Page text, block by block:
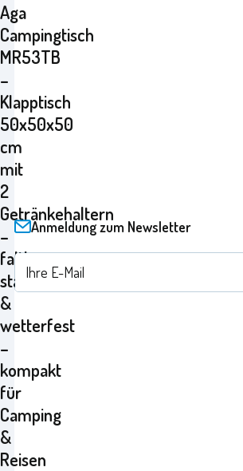
Aga
Campingtisch
MR53TB
–
Klapptisch
50x50x50
cm
mit
2
Getränkehaltern
–
faltbar,
stabil
&
wetterfest
–
kompakt
für
Camping
&
Reisen
Anmeldung zum Newsletter